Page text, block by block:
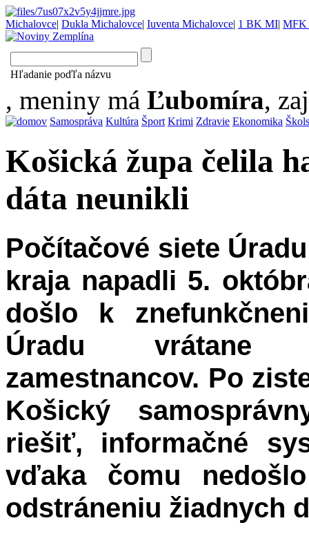
Michalovce| Dukla Michalovce| Iuventa Michalovce| 1 BK MI| MFK
Hľadanie poďľa názvu
, meniny má Ľubomíra,
Samospráva Kultúra Šport Krimi Zdravie Ekonomika
Košická župa čelila
dáta neunikli
Počítačové siete
kraja napadli 5.
došlo k
Úradu vrátane
zamestnancov. Po
Košický
riešiť, informačné
vďaka čomu
odstráneniu žiadnych